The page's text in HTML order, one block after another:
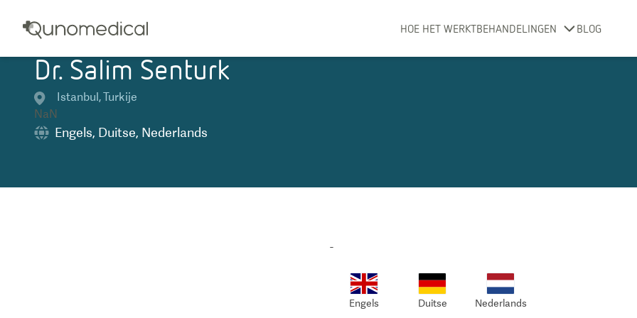
HOE HET WERKTBEHANDELINGEN BLOG
Dr. Salim Senturk
Istanbul,Turkije
NaN
Engels, Duitse, Nederlands
-
Engels Duitse Nederlands